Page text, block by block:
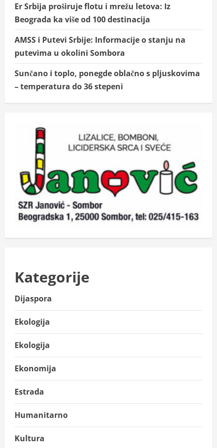
Er Srbija proširuje flotu i mrežu letova: Iz
Beograda ka više od 100 destinacija
AMSS i Putevi Srbije: Informacije o stanju na
putevima u okolini Sombora
Sunčano i toplo, ponegde oblačno s pljuskovima
– temperatura do 36 stepeni
Kategorije
Dijaspora
Ekologija
Ekologija
Ekonomija
Estrada
Humanitarno
Kultura